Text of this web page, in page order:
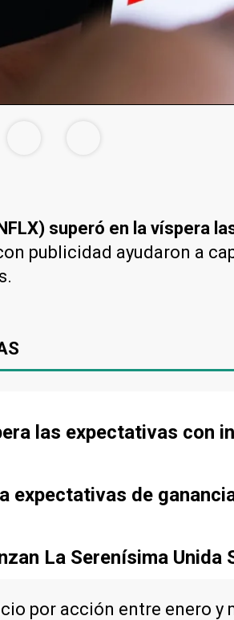
) superó en la víspera
publicidad ayudaron a
las expectativas con
expectativas de
La Serenísima
por acción entre enero y